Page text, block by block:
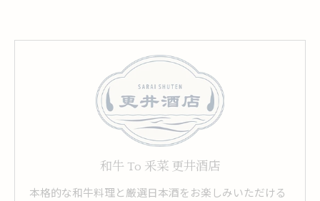
和牛 To 釆菜 更井酒店
本格的な和牛料理と厳選日本酒をお楽しみいただける